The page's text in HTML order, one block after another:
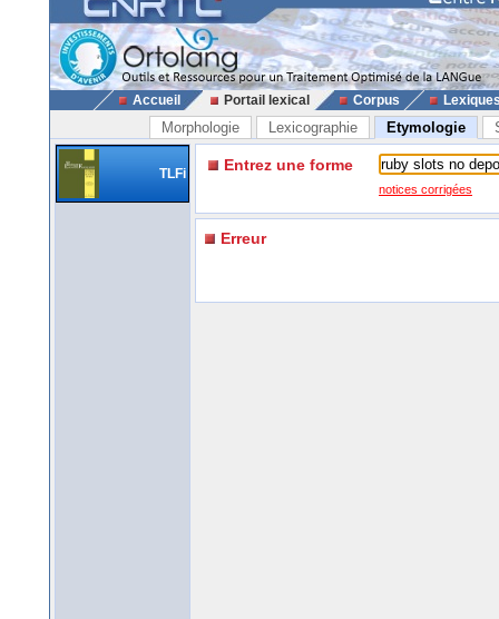
Accueil Portail lexical Corpus
Morphologie Lexicographie Etymologie
TLFi Entrez une forme
notices corrigées
Erreur